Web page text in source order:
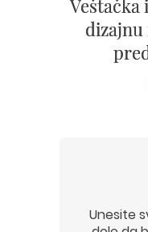
Veštačka
Unesite